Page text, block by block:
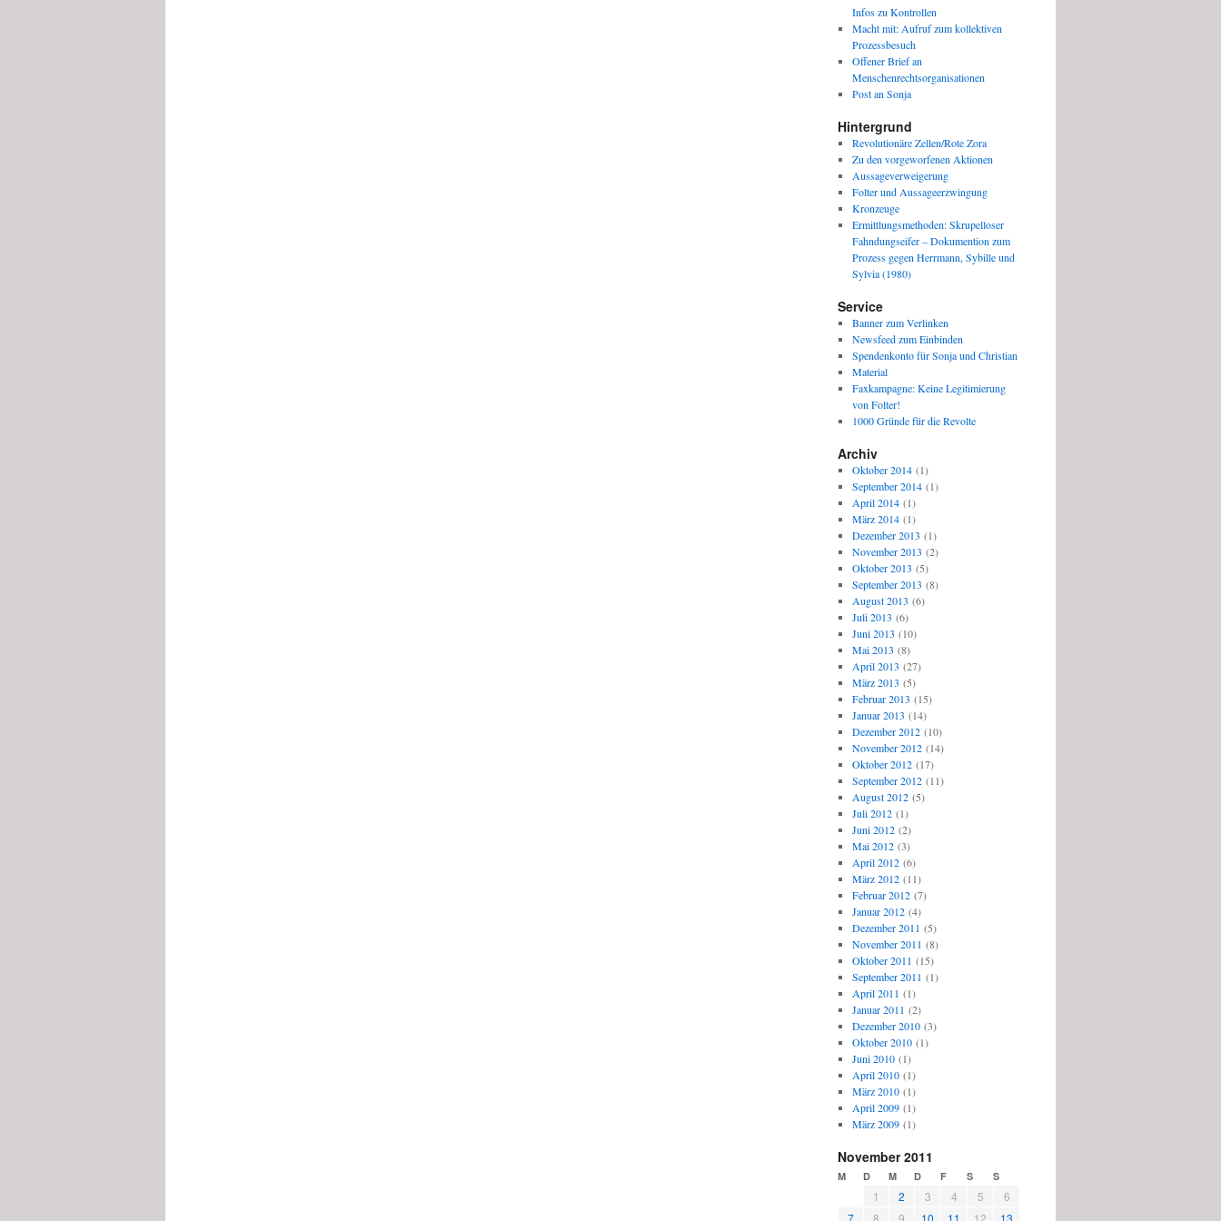
Infos zu Kontrollen
Macht mit: Aufruf zum kollektiven
Prozessbesuch
Offener Brief an
Menschenrechtsorganisationen
Post an Sonja
Hintergrund
Revolutionäre Zellen/Rote Zora
Zu den vorgeworfenen Aktionen
Aussageverweigerung
Folter und Aussageerzwingung
Kronzeuge
Ermittlungsmethoden: Skrupelloser
Fahndungseifer – Dokumention zum
Prozess gegen Herrmann, Sybille und
Sylvia (1980)
Service
Banner zum Verlinken
Newsfeed zum Einbinden
Spendenkonto für Sonja und Christian
Material
Faxkampagne: Keine Legitimierung
von Folter!
1000 Gründe für die Revolte
Archiv
Oktober 2014(1)
September 2014(1)
April 2014(1)
März 2014(1)
Dezember 2013 (1)
November 2013 (2)
Oktober 2013 (5)
September 2013 (8)
August 2013 (6)
Juli 2013 (6)
Juni 2013 (10)
Mai 2013 (8)
April 2013 (27)
März 2013 (5)
Februar 2013 (15)
Januar 2013 (14)
Dezember 2012(10)
November 2012(14)
Oktober 2012(17)
September 2012(11)
August 2012(5)
Juli 2012(1)
Juni 2012(2)
Mai 2012(3)
April 2012(6)
März 2012(11)
Februar 2012(7)
Januar 2012(4)
Dezember 2011 (5)
November 2011 (8)
Oktober 2011 (15)
September 2011 (1)
April 2011 (1)
Januar 2011 (2)
Dezember 2010(3)
Oktober 2010(1)
Juni 2010(1)
April 2010(1)
März 2010(1)
April 2009(1)
März 2009(1)
November 2011
M D M D F S S
1 2 3 4 5
6
7
8 9 10 11 12 13